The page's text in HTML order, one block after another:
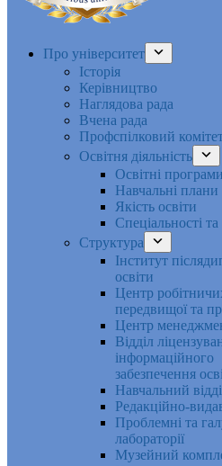
Про університет
Історія
Керівництво
Наглядова рада
Вчена рада
Профспілковий
Освітня діяльність
Освітні програми
Навчальні плани
Якість освіти
Спеціальності
Структура
Інститут
освіти
Центр
передвищої та
Центр
Відділ
інформаційного
забезпечення
Навчальний
Редакційно-
Проблемні та
лабораторії
Музейний